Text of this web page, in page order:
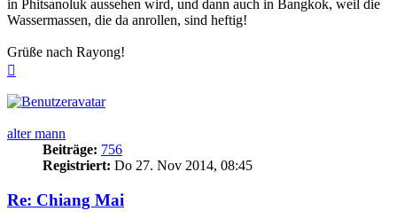
in Phitsanoluk aussehen wird, und dann auch in Bangkok, weil die
Wassermassen, die da anrollen, sind heftig!
Grüße nach Rayong!
alter mann
Beiträge: 756
Registriert: Do 27. Nov 2014, 08:45
Re: Chiang Mai